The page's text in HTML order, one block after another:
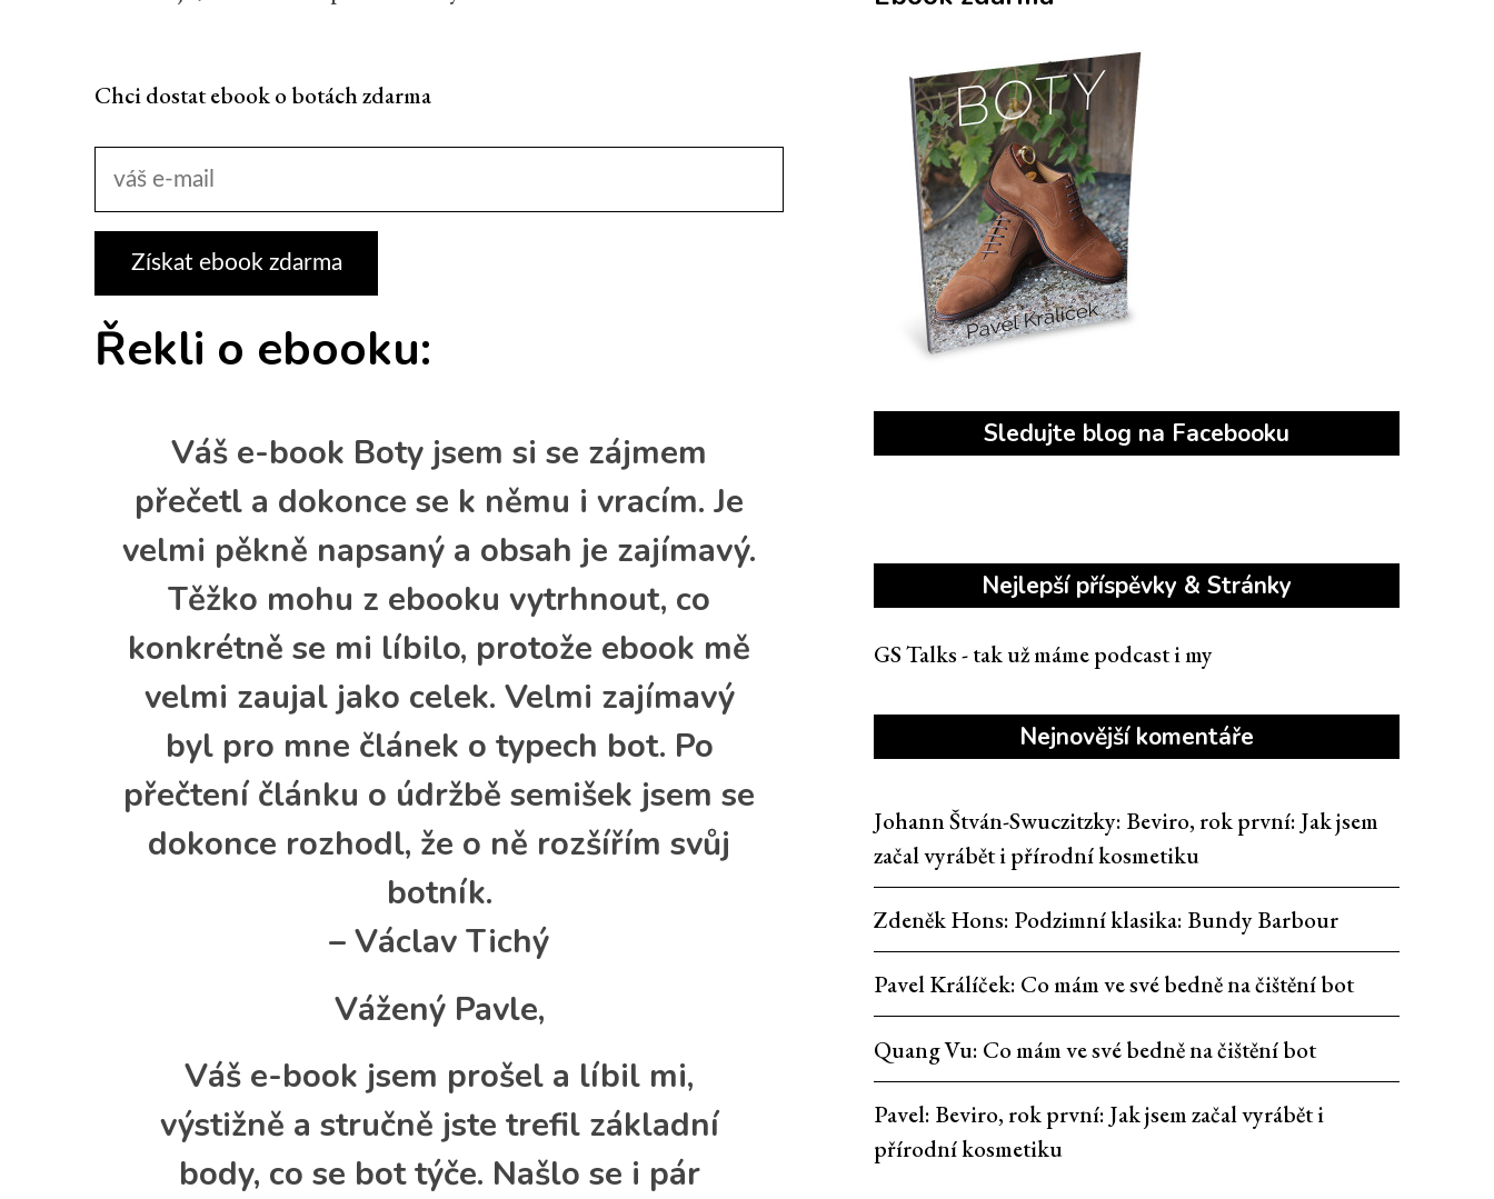
Chci dostat ebook o botách zdarma
Řekli o ebooku:
Váš e-book Boty jsem si se zájmem
přečetl a dokonce se k němu i vracím. Je
velmi pěkně napsaný a obsah je zajímavý.
Těžko mohu z ebooku vytrhnout, co
konkrétně se mi líbilo, protože ebook mě
velmi zaujal jako celek. Velmi zajímavý
byl pro mne článek o typech bot. Po
přečtení článku o údržbě semišek jsem se
dokonce rozhodl, že o ně rozšířím svůj
botník.
– Václav Tichý
Vážený Pavle,
Váš e-book jsem prošel a líbil mi,
výstižně a stručně jste trefil základní
body, co se bot týče. Našlo se i pár
Sledujte blog na Facebooku
Nejlepší příspěvky & Stránky
GS Talks - tak už máme podcast i my
Nejnovější komentáře
Johann Štván-Swuczitzky: Beviro, rok první: Jak jsem
začal vyrábět i přírodní kosmetiku
Zdeněk Hons: Podzimní klasika: Bundy Barbour
Pavel Králíček: Co mám ve své bedně na čištění bot
Quang Vu: Co mám ve své bedně na čištění bot
Pavel: Beviro, rok první: Jak jsem začal vyrábět i
přírodní kosmetiku